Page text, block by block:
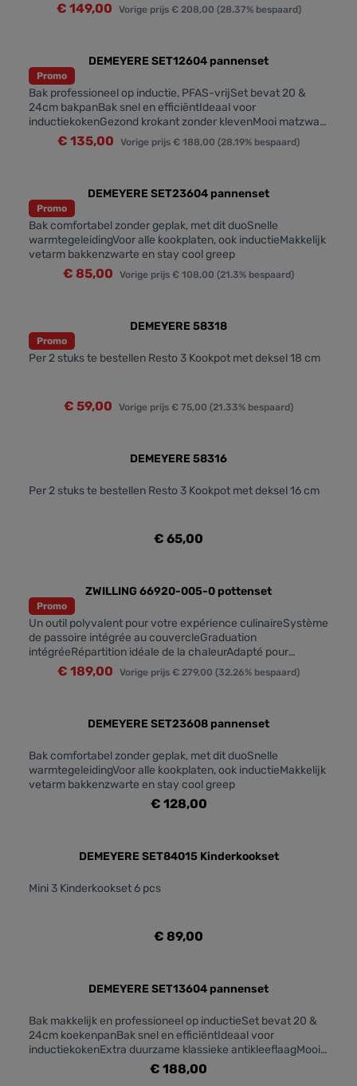
met blinkende greepPFAS-vrije keramische antikleeflaag
€ 149,00 Vorige prijs € 208,00 (28.37% bespaard)
Promo
DEMEYERE SET12604 pannenset
Bak professioneel op inductie, PFAS-vrijSet bevat 20 &
24cm bakpanBak snel en efficiëntIdeaal voor
inductiekokenGezond krokant zonder klevenMooi matzwart
met blinkende greepSnelle warmtegeleiding
€ 135,00 Vorige prijs € 188,00 (28.19% bespaard)
Promo
DEMEYERE SET23604 pannenset
Bak comfortabel zonder geplak, met dit duoSnelle
warmtegeleidingVoor alle kookplaten, ook inductieMakkelijk
vetarm bakkenzwarte en stay cool greep
€ 85,00 Vorige prijs € 108,00 (21.3% bespaard)
Promo
DEMEYERE 58318
Per 2 stuks te bestellen Resto 3 Kookpot met deksel 18 cm
€ 59,00 Vorige prijs € 75,00 (21.33% bespaard)
DEMEYERE 58316
Per 2 stuks te bestellen Resto 3 Kookpot met deksel 16 cm
€ 65,00
Promo
ZWILLING 66920-005-0 pottenset
Un outil polyvalent pour votre expérience culinaireSystème
de passoire intégrée au couvercleGraduation
intégréeRépartition idéale de la chaleurAdapté pour
l'induction€ 189,00 Vorige prijs € 279,00 (32.26% bespaard)
DEMEYERE SET23608 pannenset
Bak comfortabel zonder geplak, met dit duoSnelle
warmtegeleidingVoor alle kookplaten, ook inductieMakkelijk
vetarm bakkenzwarte en stay cool greep
€ 128,00
DEMEYERE SET84015 Kinderkookset
Mini 3 Kinderkookset 6 pcs
€ 89,00
DEMEYERE SET13604 pannenset
Bak makkelijk en professioneel op inductieSet bevat 20 &
24cm koekenpanBak snel en efficiëntIdeaal voor
inductiekokenExtra duurzame klassieke antikleeflaagMooi
matzwart met blinkende greepSnelle warmtegeleiding
€ 188,00